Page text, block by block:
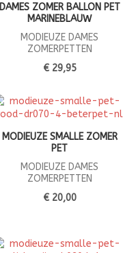
DAMES ZOMER BALLON PET
MARINEBLAUW
MODIEUZE DAMES
ZOMERPETTEN
€ 29,95
MODIEUZE SMALLE ZOMER
PET
MODIEUZE DAMES
ZOMERPETTEN
€ 20,00